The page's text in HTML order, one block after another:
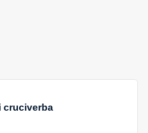
cruciverba